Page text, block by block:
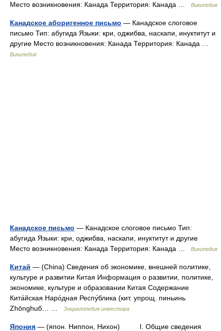
Место возникновения: Канада Территория: Канада …
Википедия
Канадское аборигенное письмо — Канадское слоговое
письмо Тип: абугида Языки: кри, оджибва, наскапи, инуктитут и
другие Место возникновения: Канада Территория: Канада …
Википедия
Канадское письмо — Канадское слоговое письмо Тип:
абугида Языки: кри, оджибва, наскапи, инуктитут и другие
Место возникновения: Канада Территория: Канада …
Википедия
Китай — (China) Сведения об экономике, внешней политике,
культуре и развитии Китая Информация о развитии, политике,
экономике, культуре и образовании Китая Содержание
Кита́йская Наро́дная Респу́блика (кит. упрощ. пиньинь
Zhōnghuб… …
Энциклопедия инвестора
Япония — (япон. Ниппон, Нихон) I. Общие сведения